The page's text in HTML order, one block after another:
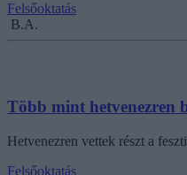
Felsőoktatás
B.A.
Több mint hetvenezren
Hetvenezren vettek részt a
Felsőoktatás